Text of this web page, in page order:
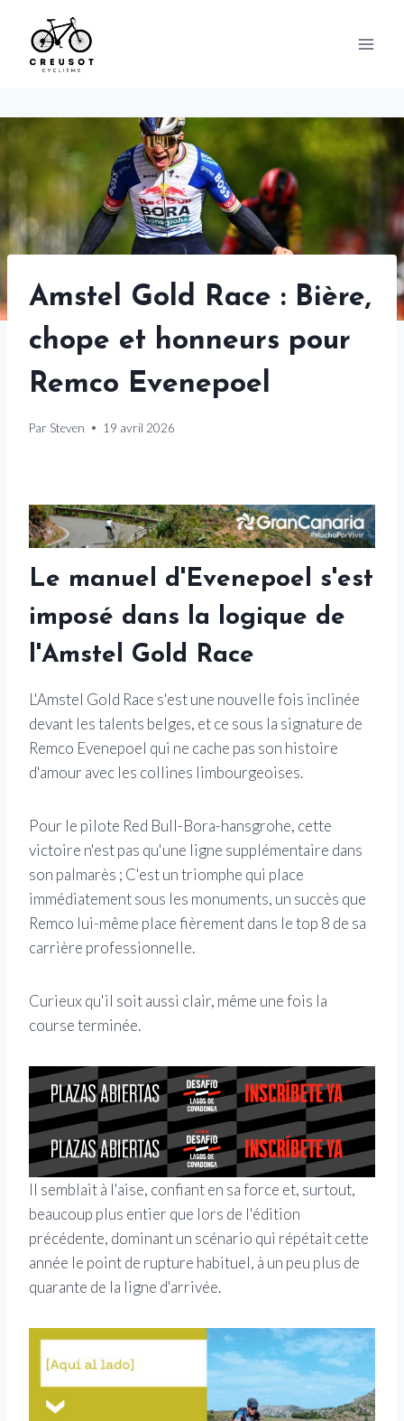
content
Amstel Gold Race : Bière,
chope et honneurs pour
Remco Evenepoel
Par Steven 19 avril 2026
Le manuel d'Evenepoel s'est
imposé dans la logique de
l'Amstel Gold Race
L'Amstel Gold Race s'est une nouvelle fois inclinée
devant les talents belges, et ce sous la signature de
Remco Evenepoel qui ne cache pas son histoire
d'amour avec les collines limbourgeoises.
Pour le pilote Red Bull-Bora-hansgrohe, cette
victoire n'est pas qu'une ligne supplémentaire dans
son palmarès ; C'est un triomphe qui place
immédiatement sous les monuments, un succès que
Remco lui-même place fièrement dans le top 8 de sa
carrière professionnelle.
Curieux qu'il soit aussi clair, même une fois la
course terminée.
Il semblait à l'aise, confiant en sa force et, surtout,
beaucoup plus entier que lors de l'édition
précédente, dominant un scénario qui répétait cette
année le point de rupture habituel, à un peu plus de
quarante de la ligne d'arrivée.